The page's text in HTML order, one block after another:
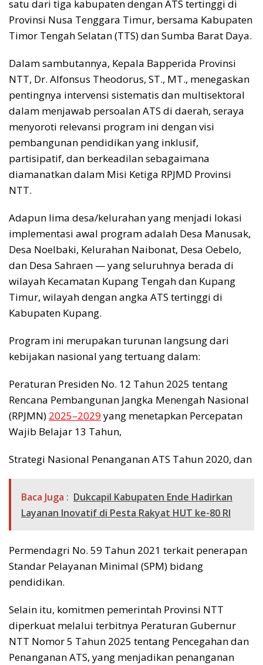
satu dari tiga kabupaten dengan ATS tertinggi di
Provinsi Nusa Tenggara Timur, bersama Kabupaten
Timor Tengah Selatan (TTS) dan Sumba Barat Daya.
Dalam sambutannya, Kepala Bapperida Provinsi
NTT, Dr. Alfonsus Theodorus, ST., MT., menegaskan
pentingnya intervensi sistematis dan multisektoral
dalam menjawab persoalan ATS di daerah, seraya
menyoroti relevansi program ini dengan visi
pembangunan pendidikan yang inklusif,
partisipatif, dan berkeadilan sebagaimana
diamanatkan dalam Misi Ketiga RPJMD Provinsi
NTT.
Adapun lima desa/kelurahan yang menjadi lokasi
implementasi awal program adalah Desa Manusak,
Desa Noelbaki, Kelurahan Naibonat, Desa Oebelo,
dan Desa Sahraen — yang seluruhnya berada di
wilayah Kecamatan Kupang Tengah dan Kupang
Timur, wilayah dengan angka ATS tertinggi di
Kabupaten Kupang.
Program ini merupakan turunan langsung dari
kebijakan nasional yang tertuang dalam:
Peraturan Presiden No. 12 Tahun 2025 tentang
Rencana Pembangunan Jangka Menengah Nasional
(RPJMN) 2025–2029 yang menetapkan Percepatan
Wajib Belajar 13 Tahun,
Strategi Nasional Penanganan ATS Tahun 2020, dan
Baca Juga : Dukcapil Kabupaten Ende Hadirkan
Layanan Inovatif di Pesta Rakyat HUT ke-80 RI
Permendagri No. 59 Tahun 2021 terkait penerapan
Standar Pelayanan Minimal (SPM) bidang
pendidikan.
Selain itu, komitmen pemerintah Provinsi NTT
diperkuat melalui terbitnya Peraturan Gubernur
NTT Nomor 5 Tahun 2025 tentang Pencegahan dan
Penanganan ATS, yang menjadikan penanganan